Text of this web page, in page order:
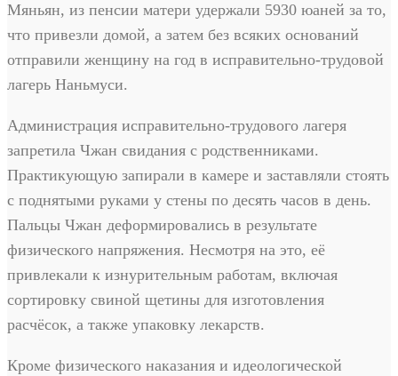
Мяньян, из пенсии матери удержали 5930 юаней за то,
что привезли домой, а затем без всяких оснований
отправили женщину на год в исправительно-трудовой
лагерь Наньмуси.
Администрация исправительно-трудового лагеря
запретила Чжан свидания с родственниками.
Практикующую запирали в камере и заставляли стоять
с поднятыми руками у стены по десять часов в день.
Пальцы Чжан деформировались в результате
физического напряжения. Несмотря на это, её
привлекали к изнурительным работам, включая
сортировку свиной щетины для изготовления
расчёсок, а также упаковку лекарств.
Кроме физического наказания и идеологической